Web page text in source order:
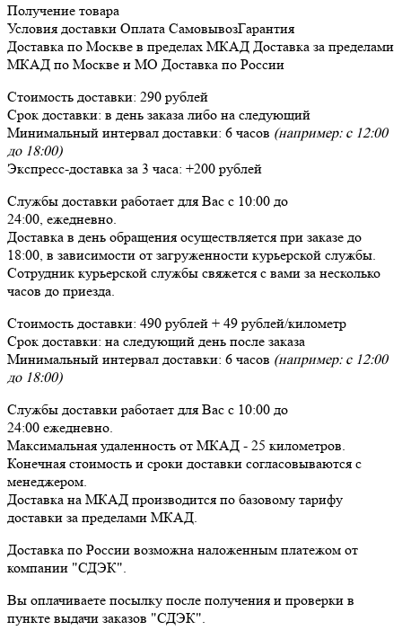
Получение товара
Условия доставки Оплата СамовывозГарантия
Доставка по Москве в пределах МКАД Доставка за пределами
МКАД по Москве и МО Доставка по России
Стоимость доставки: 290 рублей
Срок доставки: в день заказа либо на следующий
Минимальный интервал доставки: 6 часов (например: с 12:00
до 18:00)
Экспресс-доставка за 3 часа: +200 рублей
Службы доставки работает для Вас с 10:00 до
24:00, ежедневно
Доставка в день обращения осуществляется при заказе до
18:00, в зависимости от загруженности курьерской службы.
Сотрудник курьерской службы свяжется с вами за несколько
часов до приезда.
Стоимость доставки: 490 рублей + 49 рублей/километр
Срок доставки: на следующий день после заказа
Минимальный интервал доставки: 6 часов (например: с 12:00
до 18:00)
Службы доставки работает для Вас с 10:00 до
24:00 ежедневно
Максимальная удаленность от МКАД - 25 километров
Конечная стоимость и сроки доставки согласовываются с
менеджером.
Доставка на МКАД производится по базовому тарифу
доставки за пределами МКАД.
Доставка по России возможна наложенным платежом от
компании "СДЭК".
Вы оплачиваете посылку после получения и проверки в
пункте выдачи заказов "СДЭК".